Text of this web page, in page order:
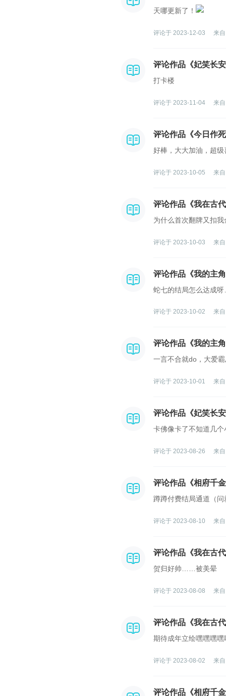
天哪更新了！
评论于 2023-12-03 来
评论作品《妃笑长
打卡楼
评论于 2023-11-04 来
评论作品《今日作
好棒，大大加油，超级
评论于 2023-10-05 来
评论作品《我在古
为什么首次翻牌又扣
评论于 2023-10-03 来
评论作品《我的主
蛇七的结局怎么达成
评论于 2023-10-02 来
评论作品《我的主
一言不合就do，大爱
评论于 2023-10-01 来
评论作品《妃笑长
卡佛像卡了不知道几
评论于 2023-08-26 来
评论作品《相府千
蹲蹲付费结局通道（
评论于 2023-08-10 来
评论作品《我在古
贺归好帅……被美晕
评论于 2023-08-08 来
评论作品《我在古
期待成年立绘嘿嘿嘿嘿
评论于 2023-08-02 来
评论作品《相府千